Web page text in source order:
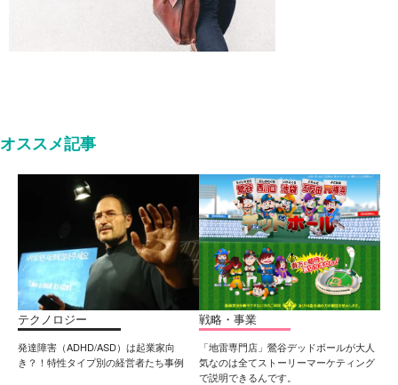
オススメ記事
テクノロジー
発達障害（ADHD/ASD）は起業家向
き？！特性タイプ別の経営者たち事例
戦略・事業
「地雷専門店」鶯谷デッドボールが大人
気なのは全てストーリーマーケティング
で説明できるんです。